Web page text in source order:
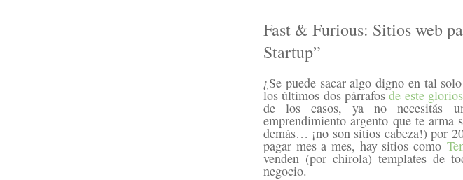
Fast & Furious: Sitios web
Startup”
¿Se puede sacar algo digno en tal
los últimos dos párrafosde este
de los casos, ya no necesitás
emprendimiento argento que te arma
demás… ¡no son sitios cabeza!) por
pagar mes a mes, hay sitios como
venden (por chirola) templates de
negocio.